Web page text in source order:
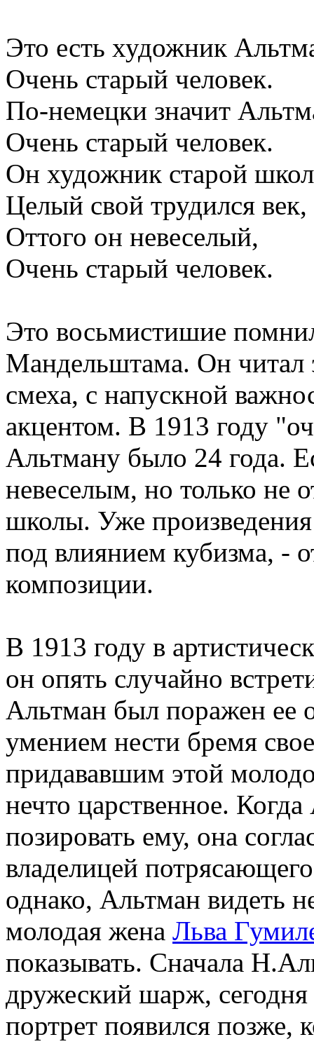
Это есть художник
Очень старый человек.
По-немецки значит
Очень старый человек.
Он художник старой
Целый свой трудился век,
Оттого он невеселый,
Очень старый человек.
Это восьмистишие
Мандельштама. Он читал
смеха, с напускной
акцентом. В 1913 году
Альтману было 24 года.
невеселым, но только не
школы. Уже
под влиянием кубизма, -
композиции.
В 1913 году в
он опять случайно
Альтман был поражен ее
умением нести бремя
придававшим этой
нечто царственное.
позировать ему, она
владелицей
однако, Альтман видеть
молодая жена Льва
показывать. Сначала
дружеский шарж,
портрет появился позже,